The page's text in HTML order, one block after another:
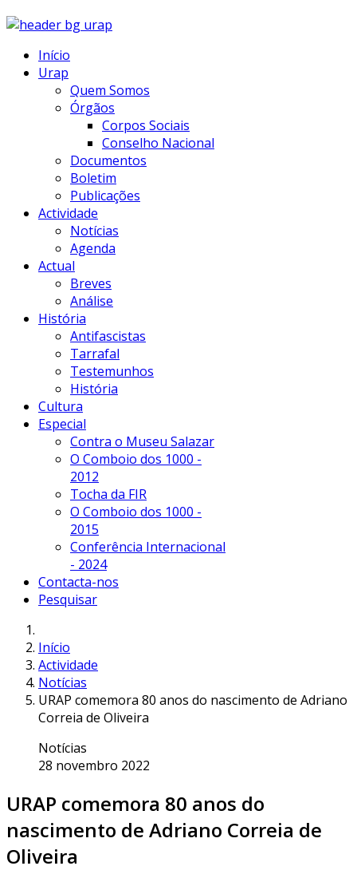
Início
Urap
Quem Somos
Órgãos
Corpos Sociais
Conselho Nacional
Documentos
Boletim
Publicações
Actividade
Notícias
Agenda
Actual
Breves
Análise
História
Antifascistas
Tarrafal
Testemunhos
História
Cultura
Especial
Contra o Museu Salazar
O Comboio dos 1000 -
2012
Tocha da FIR
O Comboio dos 1000 -
2015
Conferência Internacional
- 2024
Contacta-nos
Pesquisar
Início
Actividade
Notícias
URAP comemora 80 anos do nascimento de Adriano
Correia de Oliveira
Notícias
28 novembro 2022
URAP comemora 80 anos do
nascimento de Adriano Correia de
Oliveira